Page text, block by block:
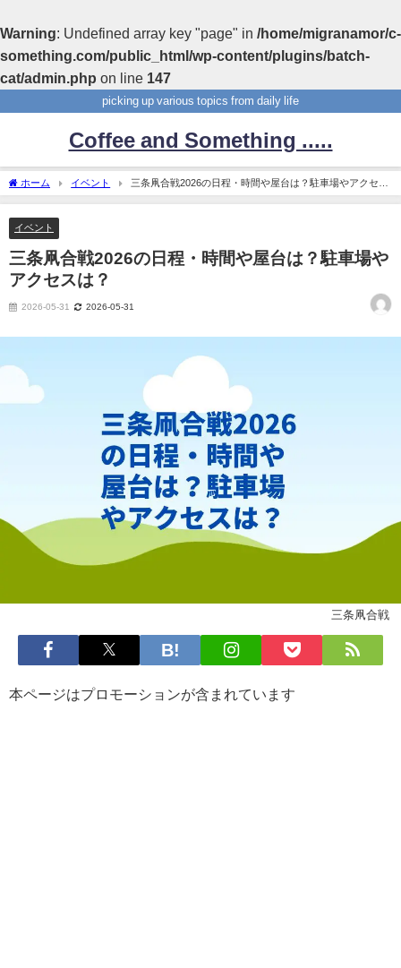
Warning: Undefined array key "page" in /home/migranamor/c-
something.com/public_html/wp-content/plugins/batch-
cat/admin.php on line 147
picking up various topics from daily life
Coffee and Something .....
ホーム イベント
三条凧合戦2026の日程・時間や屋台は？駐車場やアクセス
は？
イベント
三条凧合戦2026の日程・時間や屋台は？駐車場や
アクセスは？
2026-05-31 2026-05-31
三条凧合戦
本ページはプロモーションが含まれています